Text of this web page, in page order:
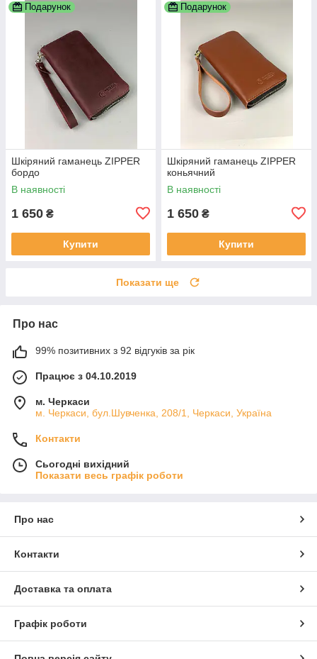
Подарунок
Шкіряний гаманець ZIPPER
бордо
В наявності
1 650 ₴
Купити
Подарунок
Шкіряний гаманець ZIPPER
коньячний
В наявності
1 650 ₴
Купити
Показати ще
Про нас
99% позитивних з 92 відгуків за рік
Працює з 04.10.2019
м. Черкаси
м. Черкаси, бул.Шувченка, 208/1, Черкаси, Україна
Контакти
Сьогодні вихідний
Показати весь графік роботи
Про нас
Контакти
Доставка та оплата
Графік роботи